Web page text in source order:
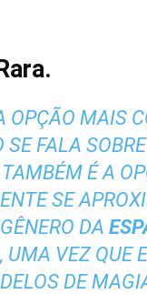
OPÇÃO MAIS
SE FALA
É A
SE
DA
, UMA VEZ QUE
DE